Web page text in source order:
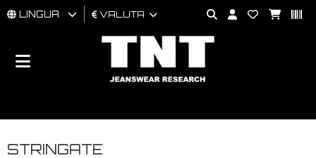
UOMO
BRAND
LINGUA VALUTA
STRINGATE